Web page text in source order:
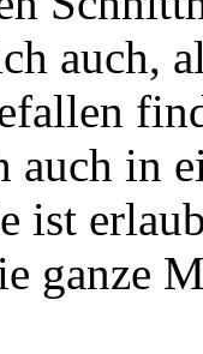
auch,
auch in
ist
ganze